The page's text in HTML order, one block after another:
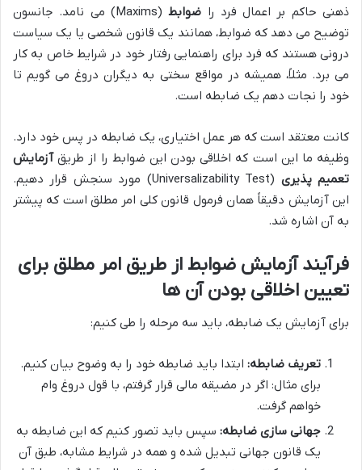
ذهنی حاکم بر اعمال فرد را ضوابط
(Maxims) می نامد. جانسون
توضیح می دهد که ضوابط، همانند یک قانون شخصی یا یک سیاست
درونی هستند که فرد برای راهنمایی رفتار خود در شرایط خاص به کار
می برد. مثلاً، همیشه در مواقع سختی به دیگران دروغ می گویم تا
خود را نجات دهم یک ضابطه است.
کانت معتقد است که هر عمل اختیاری، یک ضابطه در پس خود دارد.
وظیفه ما این است که اخلاقی بودن این ضوابط را از طریقآزمایش
تعمیم پذیری
(Universalizability Test) مورد سنجش قرار دهیم.
این آزمایش دقیقاً همان فرمول قانون کلی امر مطلق است که پیشتر
به آن اشاره شد.
فرآیند آزمایش ضوابط از طریق امر مطلق برای
تعیین اخلاقی بودن آن ها
برای آزمایش یک ضابطه، باید سه مرحله را طی کنیم:
تعریف ضابطه: ابتدا باید ضابطه خود را به وضوح بیان کنیم.
برای مثال: اگر در مضیقه مالی قرار گرفتم، با قول دروغ وام
خواهم گرفت.
جهانی سازی ضابطه: سپس باید تصور کنیم که این ضابطه به
یک قانون جهانی تبدیل شده و همه در شرایط مشابه، طبق آن